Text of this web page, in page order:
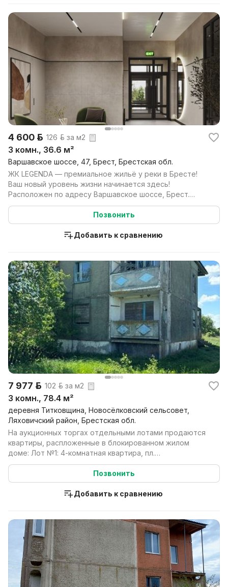
4 600 р. 126 р. за м2
3 комн., 36.6 м²
Варшавское шоссе, 47, Брест, Брестская обл.
ЖК LEGENDA — премиальное жильё у реки в Бресте!
Ваш новый уровень жизни начинается здесь!
Расположен по адресу Варшавское шоссе, Брест.
Жилой компле...
Позвонить
Добавить к сравнению
7 977 р. 102 р. за м2
3 комн., 78.4 м²
деревня Титковщина, Новосёлковский сельсовет,
Ляховичский район, Брестская обл.
На аукционных торгах отдельными лотами продаются
квартиры, распложенные в блокированном жилом
доме: Лот №1: 4-комнатная квартира, пл.
134,7/101,0/51,6...
Позвонить
Добавить к сравнению